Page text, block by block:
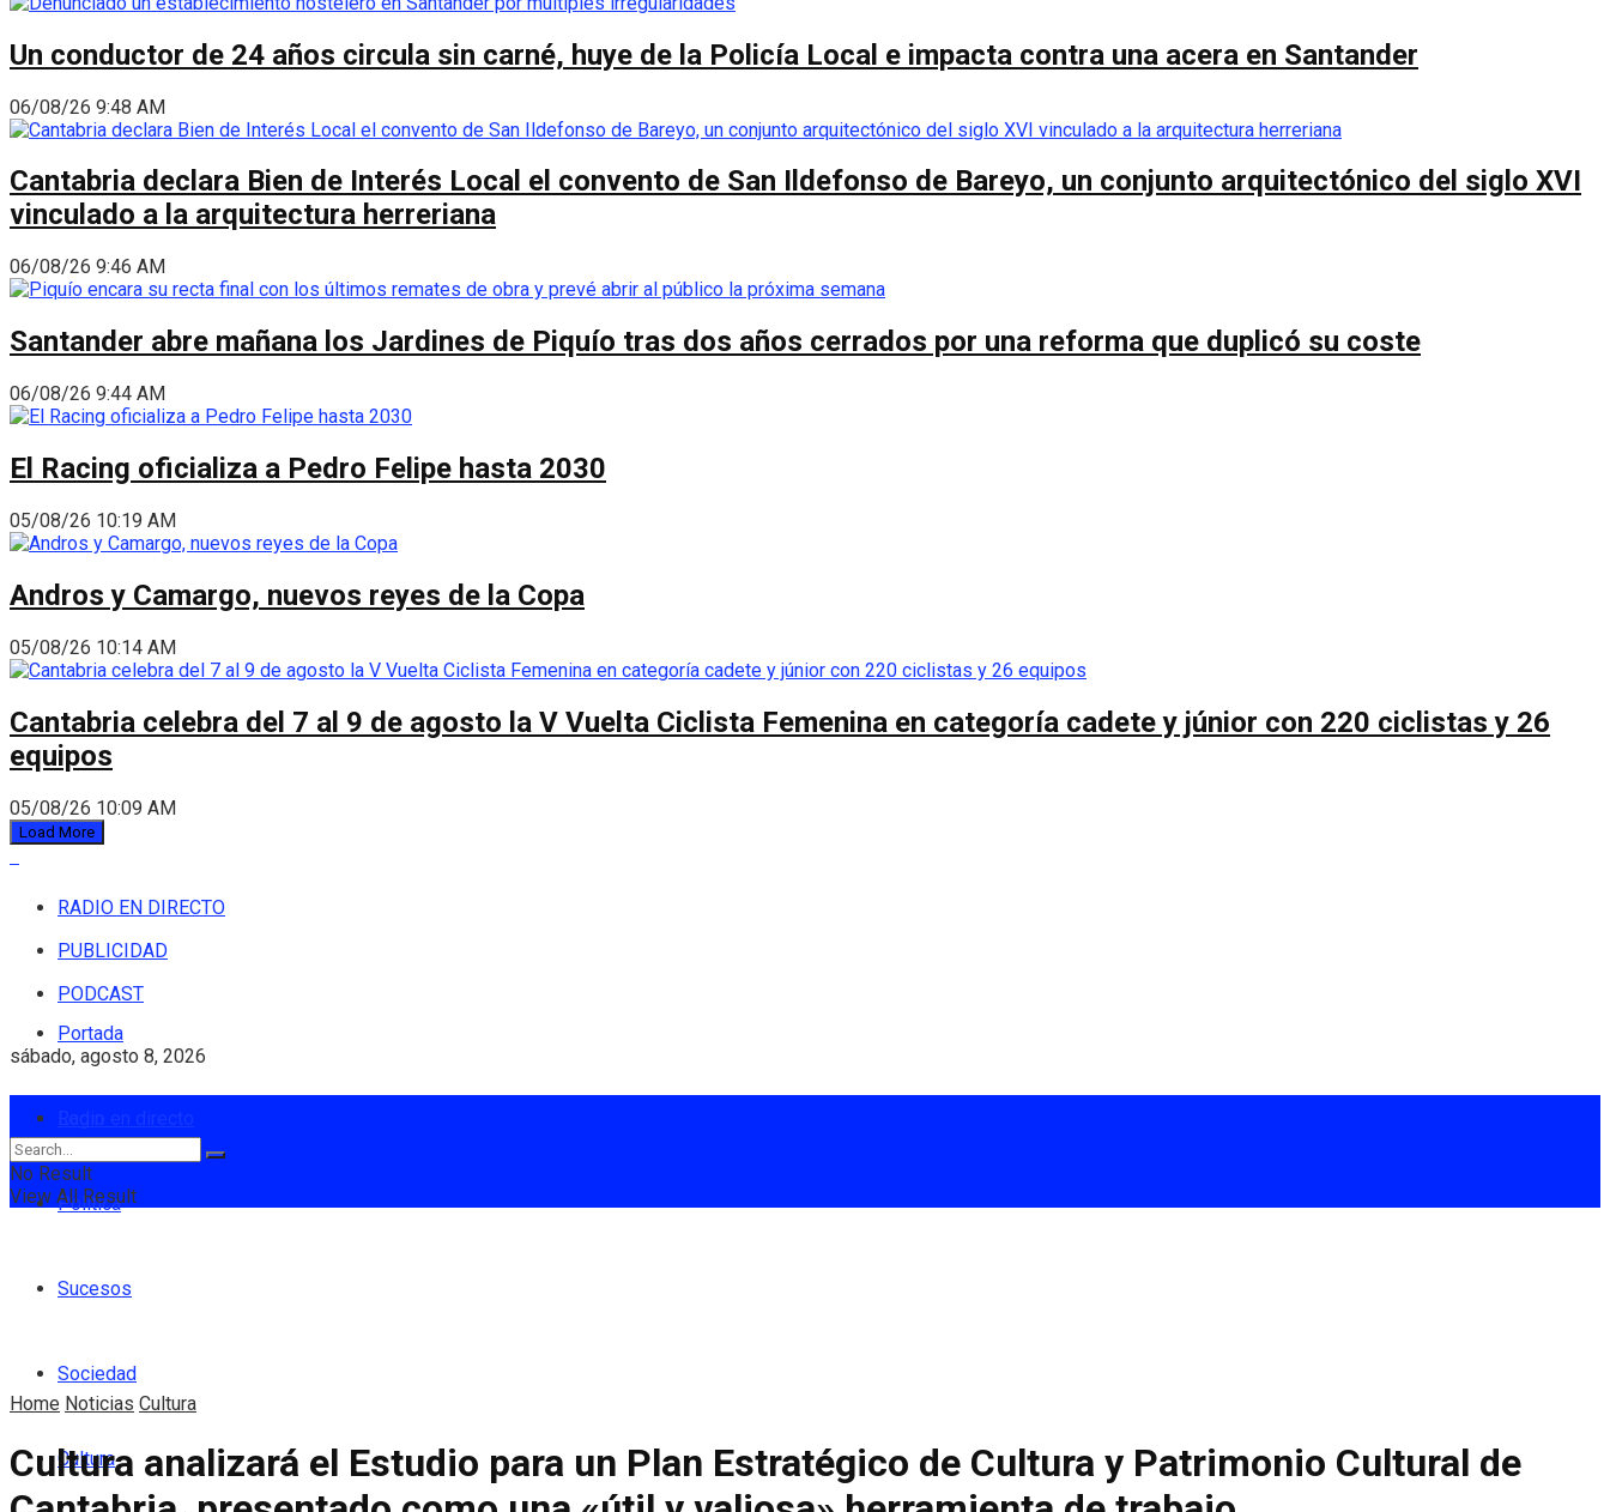
Un conductor de 24 años circula sin carné, huye de la Policía Local e impacta contra una acera en Santander
06/08/26 9:48 AM
Cantabria declara Bien de Interés Local el convento de San Ildefonso de Bareyo, un conjunto arquitectónico del siglo XVI
vinculado a la arquitectura herreriana
06/08/26 9:46 AM
Santander abre mañana los Jardines de Piquío tras dos años cerrados por una reforma que duplicó su coste
06/08/26 9:44 AM
El Racing oficializa a Pedro Felipe hasta 2030
05/08/26 10:19 AM
Andros y Camargo, nuevos reyes de la Copa
05/08/26 10:14 AM
Cantabria celebra del 7 al 9 de agosto la V Vuelta Ciclista Femenina en categoría cadete y júnior con 220 ciclistas y 26
equipos
05/08/26 10:09 AM
Load More
RADIO EN DIRECTO
PUBLICIDAD
PODCAST
sábado, agosto 8, 2026
Portada
Política
Sucesos
Sociedad
Cultura
No Result
View All Result
Home Noticias Cultura
Cultura analizará el Estudio para un Plan Estratégico de Cultura y Patrimonio Cultural de